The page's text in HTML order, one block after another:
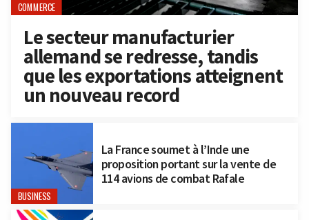
COMMERCE
Le secteur manufacturier
allemand se redresse, tandis
que les exportations atteignent
un nouveau record
BUSINESS
La France soumet à l’Inde une
proposition portant sur la vente de
114 avions de combat Rafale